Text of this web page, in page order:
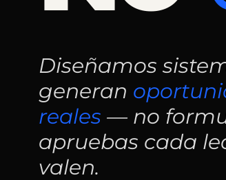
Diseñamos
generan
reales — no
apruebas cada
valen.